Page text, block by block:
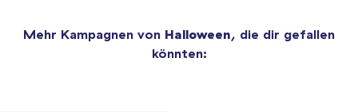
Mehr Kampagnen von Halloween, die dir gefallen
könnten: